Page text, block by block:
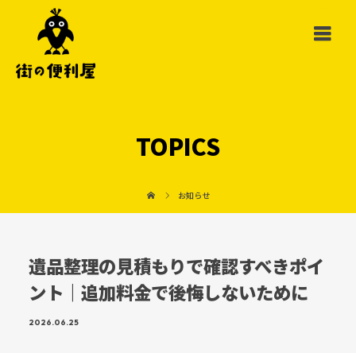
TOPICS
お知らせ
遺品整理の見積もりで確認すべきポイ
ント｜追加料金で後悔しないために
2026.06.25